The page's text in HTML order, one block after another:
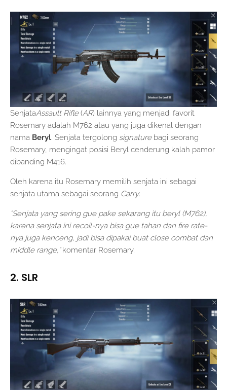
SenjataAssault Rifle(AR) lainnya yang menjadi favorit
Rosemary adalah M762 atau yang juga dikenal dengan
nama Beryl. Senjata tergolong signaturebagi seorang
Rosemary, mengingat posisi Beryl cenderung kalah pamor
dibanding M416.
Oleh karena itu Rosemary memilih senjata ini sebagai
senjata utama sebagai seorang Carry.
“Senjata yang sering gue pake sekarang itu beryl (M762),
karena senjata ini recoil-nya bisa gue tahan dan fire rate-
nya juga kenceng, jadi bisa dipakai buat close combat dan
middle range,”komentar Rosemary.
2. SLR